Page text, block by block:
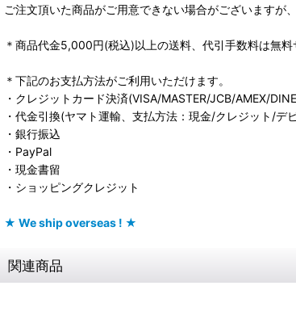
ご注文頂いた商品がご用意できない場合がございますが
＊商品代金5,000円(税込)以上の送料、代引手数料は無
＊下記のお支払方法がご利用いただけます。
・クレジットカード決済(VISA/MASTER/JCB/AMEX/
・代金引換(ヤマト運輸、支払方法：現金/クレジット/デ
・銀行振込
・PayPal
・現金書留
・ショッピングクレジット
★ We ship overseas ! ★
関連商品